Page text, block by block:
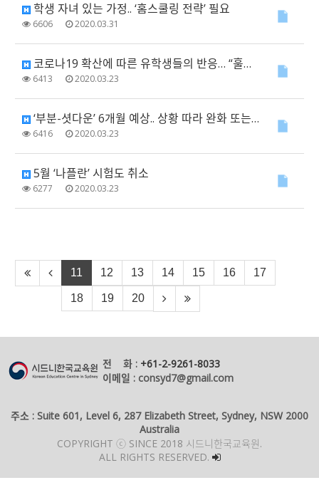
학생 자녀 있는 가정.. ‘홈스쿨링 전략’ 필요
6606 2020.03.31
코로나19 확산에 따른 유학생들의 반응… “훌륭한 지원 vs 등록금 인하 필요”
6413 2020.03.23
‘부분-셧다운’ 6개월 예상.. 상황 따라 완화 또는 강화
6416 2020.03.23
5월 ‘나플란’ 시험도 취소
6277 2020.03.23
11 12 13 14 15 16 17
18 19 20
전 화 : +61-2-9261-8033
이메일 : consyd7@gmail.com
주소 : Suite 601, Level 6, 287 Elizabeth Street, Sydney, NSW 2000
Australia
COPYRIGHT ⓒ SINCE 2018 시드니한국교육원.
ALL RIGHTS RESERVED.